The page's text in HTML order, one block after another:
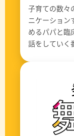
子育ての数々
ニケーション
めるパパと臨
話をしていく